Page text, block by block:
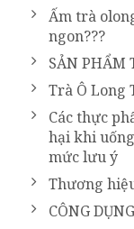
Ấm trà
ngon???
SẢN PHẨM
Trà Ô Long
Các thực
hại khi
mức lưu ý
Thương
CÔNG